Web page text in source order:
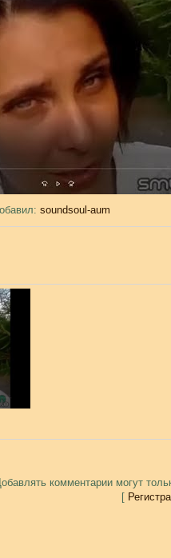
: soundsoul-aum
комментарии могут
[